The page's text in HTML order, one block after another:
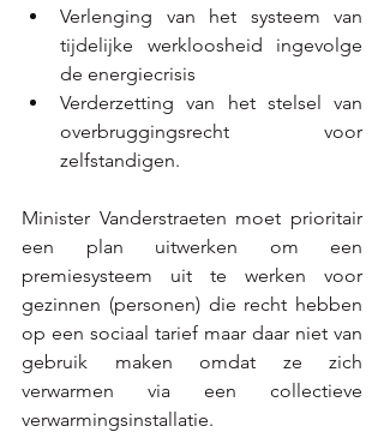
Verlenging van het systeem van
tijdelijke werkloosheid ingevolge
de energiecrisis
Verderzetting van het stelsel van
overbruggingsrecht voor
zelfstandigen.
Minister Vanderstraeten moet prioritair
een plan uitwerken om een
premiesysteem uit te werken voor
gezinnen (personen) die recht hebben
op een sociaal tarief maar daar niet van
gebruik maken omdat ze zich
verwarmen via een collectieve
verwarmingsinstallatie.